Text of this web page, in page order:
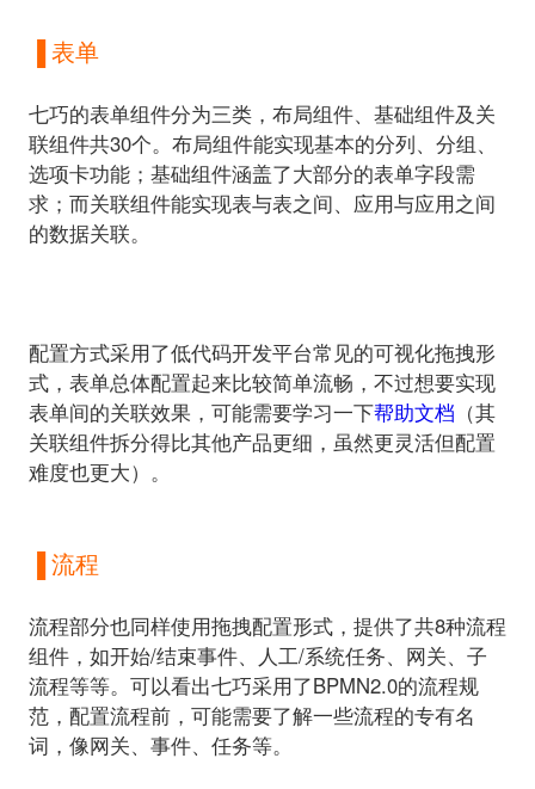
▐ 表单
七巧的表单组件分为三类，布局组件、基础组件及关
联组件共30个。布局组件能实现基本的分列、分组、
选项卡功能；基础组件涵盖了大部分的表单字段需
求；而关联组件能实现表与表之间、应用与应用之间
的数据关联。
配置方式采用了低代码开发平台常见的可视化拖拽形
式，表单总体配置起来比较简单流畅，不过想要实现
表单间的关联效果，可能需要学习一下帮助文档 （其
关联组件拆分得比其他产品更细，虽然更灵活但配置
难度也更大）。
▐ 流程
流程部分也同样使用拖拽配置形式，提供了共8种流程
组件，如开始/结束事件、人工/系统任务、网关、子
流程等等。可以看出七巧采用了BPMN2.0的流程规
范，配置流程前，可能需要了解一些流程的专有名
词，像网关、事件、任务等。